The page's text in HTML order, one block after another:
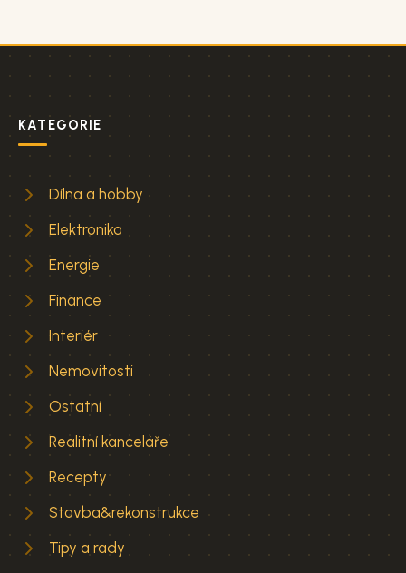
KATEGORIE
Dílna a hobby
Elektronika
Energie
Finance
Interiér
Nemovitosti
Ostatní
Realitní kanceláře
Recepty
Stavba&rekonstrukce
Tipy a rady